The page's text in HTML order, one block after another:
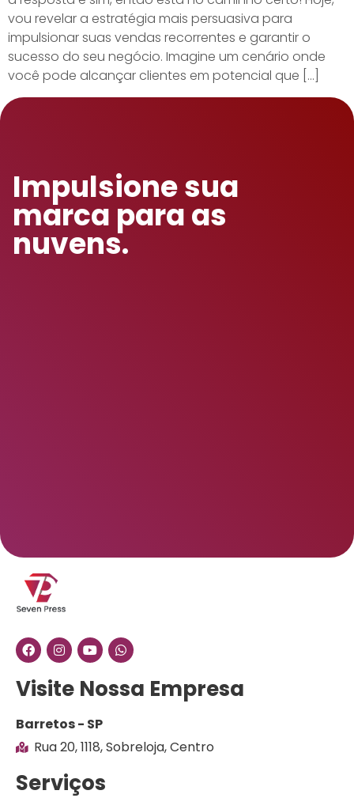
vou revelar a estratégia mais persuasiva para
impulsionar suas vendas recorrentes e garantir o
sucesso do seu negócio. Imagine um cenário onde
você pode alcançar clientes em potencial que […]
Impulsione sua
marca para as
nuvens.
Visite Nossa Empresa
Barretos - SP
Rua 20, 1118, Sobreloja, Centro
Serviços